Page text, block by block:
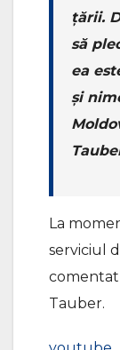
țării.
să
ea
și
La
serviciul
comentat
Tauber.